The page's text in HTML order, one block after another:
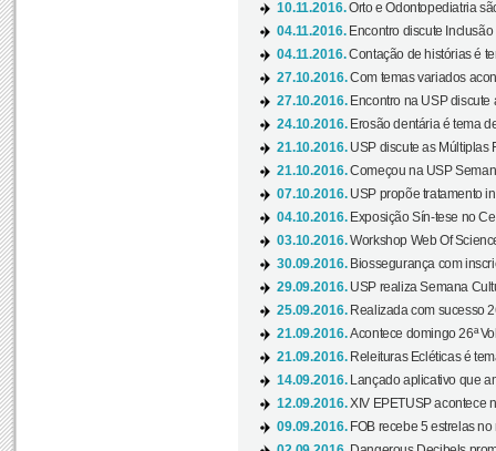
10.11.2016.Orto e Odontopediatria
04.11.2016. Encontro discute
04.11.2016.Contação de histórias é
27.10.2016.Com temas variados
27.10.2016. Encontro na USP discute
24.10.2016. Erosão dentária é tema
21.10.2016. USP discute as Múltiplas
21.10.2016.Começou na USP
07.10.2016. USP propõe tratamento
04.10.2016. Exposição Sín-tese no
03.10.2016.Workshop Web Of
30.09.2016. Biossegurança com
29.09.2016. USP realiza Semana
25.09.2016. Realizada com sucesso
21.09.2016.Acontece domingo 26ª
21.09.2016. Releituras Ecléticas é
14.09.2016.
Lançado aplicativo que
12.09.2016.XIV EPETUSP acontece
09.09.2016. FOB recebe 5 estrelas